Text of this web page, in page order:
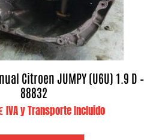
Citroen JUMPY (U6U) 1.9 D –
88832
IVA y Transporte Incluido